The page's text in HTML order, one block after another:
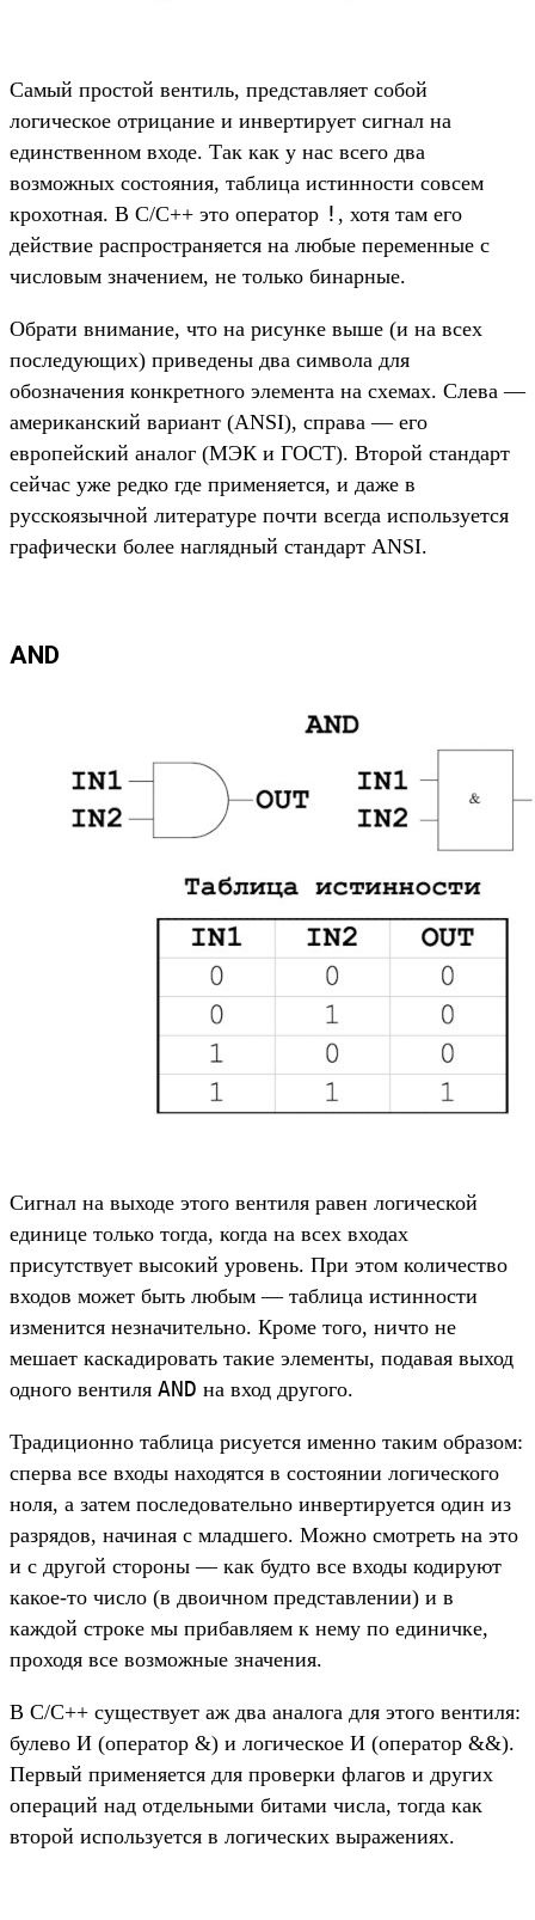
Самый простой вентиль, представляет собой
логическое отрицание и инвертирует сигнал на
единственном входе. Так как у нас всего два
возможных состояния, таблица истинности совсем
крохотная. В С/C++ это оператор ! , хотя там его
действие распространяется на любые переменные с
числовым значением, не только бинарные.
Обрати внимание, что на рисунке выше (и на всех
последующих) приведены два символа для
обозначения конкретного элемента на схемах. Слева —
американский вариант (ANSI), справа — его
европейский аналог (МЭК и ГОСТ). Второй стандарт
сейчас уже редко где применяется, и даже в
русскоязычной литературе почти всегда используется
графически более наглядный стандарт ANSI.
AND
Сигнал на выходе этого вентиля равен логической
единице только тогда, когда на всех входах
присутствует высокий уровень. При этом количество
входов может быть любым — таблица истинности
изменится незначительно. Кроме того, ничто не
мешает каскадировать такие элементы, подавая выход
одного вентиля AND на вход другого.
Традиционно таблица рисуется именно таким образом:
сперва все входы находятся в состоянии логического
ноля, а затем последовательно инвертируется один из
разрядов, начиная с младшего. Можно смотреть на это
и с другой стороны — как будто все входы кодируют
какое-то число (в двоичном представлении) и в
каждой строке мы прибавляем к нему по единичке,
проходя все возможные значения.
В С/С++ существует аж два аналога для этого вентиля:
булево И (оператор &) и логическое И (оператор &&).
Первый применяется для проверки флагов и других
операций над отдельными битами числа, тогда как
второй используется в логических выражениях.